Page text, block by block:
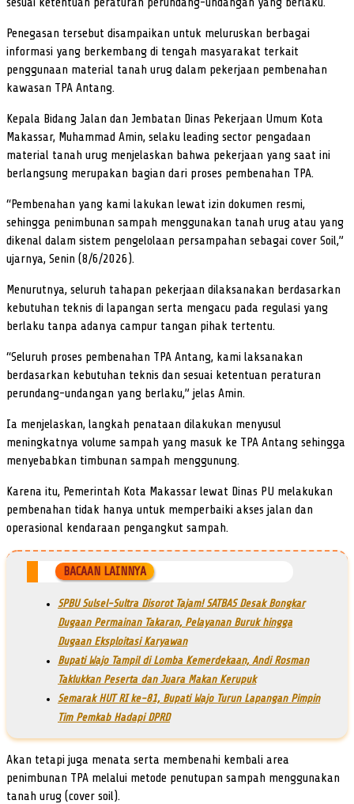
Penegasan tersebut disampaikan untuk meluruskan berbagai
informasi yang berkembang di tengah masyarakat terkait
penggunaan material tanah urug dalam pekerjaan pembenahan
kawasan TPA Antang.
Kepala Bidang Jalan dan Jembatan Dinas Pekerjaan Umum Kota
Makassar, Muhammad Amin, selaku leading sector pengadaan
material tanah urug menjelaskan bahwa pekerjaan yang saat ini
berlangsung merupakan bagian dari proses pembenahan TPA.
“Pembenahan yang kami lakukan lewat izin dokumen resmi,
sehingga penimbunan sampah menggunakan tanah urug atau yang
dikenal dalam sistem pengelolaan persampahan sebagai cover Soil,”
ujarnya, Senin (8/6/2026).
Menurutnya, seluruh tahapan pekerjaan dilaksanakan berdasarkan
kebutuhan teknis di lapangan serta mengacu pada regulasi yang
berlaku tanpa adanya campur tangan pihak tertentu.
“Seluruh proses pembenahan TPA Antang, kami laksanakan
berdasarkan kebutuhan teknis dan sesuai ketentuan peraturan
perundang-undangan yang berlaku,” jelas Amin.
Ia menjelaskan, langkah penataan dilakukan menyusul
meningkatnya volume sampah yang masuk ke TPA Antang sehingga
menyebabkan timbunan sampah menggunung.
Karena itu, Pemerintah Kota Makassar lewat Dinas PU melakukan
pembenahan tidak hanya untuk memperbaiki akses jalan dan
operasional kendaraan pengangkut sampah.
BACAAN LAINNYA
SPBU Sulsel-Sultra Disorot Tajam! SATBAS Desak Bongkar
Dugaan Permainan Takaran, Pelayanan Buruk hingga
Dugaan Eksploitasi Karyawan
Bupati Wajo Tampil di Lomba Kemerdekaan, Andi Rosman
Taklukkan Peserta dan Juara Makan Kerupuk
Semarak HUT RI ke-81, Bupati Wajo Turun Lapangan Pimpin
Tim Pemkab Hadapi DPRD
Akan tetapi juga menata serta membenahi kembali area
penimbunan TPA melalui metode penutupan sampah menggunakan
tanah urug (cover soil).